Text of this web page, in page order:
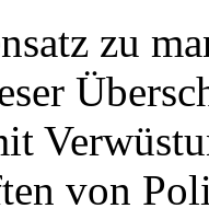
zu
von